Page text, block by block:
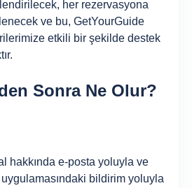
her rezervasyona
ve bu, GetYourGuide
etkili bir şekilde destek
Sonra Ne Olur?
hakkında e-posta yoluyla ve
bildirim yoluyla